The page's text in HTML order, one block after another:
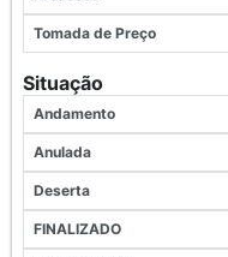
Tomada de Preço
Situação
Andamento
Anulada
Deserta
FINALIZADO